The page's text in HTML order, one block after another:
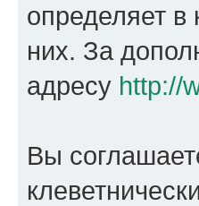
определяет в
них. За
адресу http://
Вы